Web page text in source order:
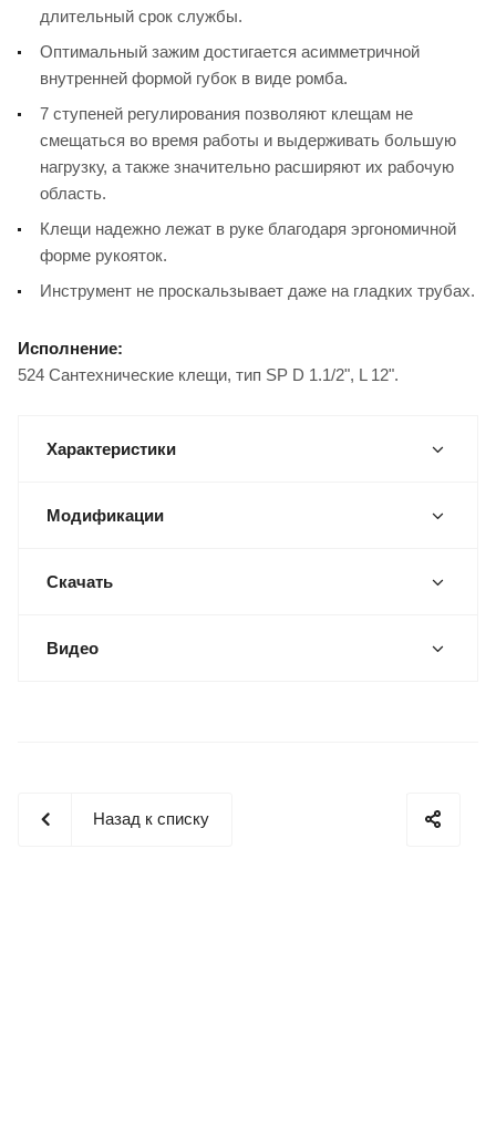
длительный срок службы.
Оптимальный зажим достигается асимметричной
внутренней формой губок в виде ромба.
7 ступеней регулирования позволяют клещам не
смещаться во время работы и выдерживать большую
нагрузку, а также значительно расширяют их рабочую
область.
Клещи надежно лежат в руке благодаря эргономичной
форме рукояток.
Инструмент не проскальзывает даже на гладких трубах.
Исполнение:
524 Сантехнические клещи, тип SP D 1.1/2", L 12".
Характеристики
Модификации
Скачать
Видео
Назад к списку